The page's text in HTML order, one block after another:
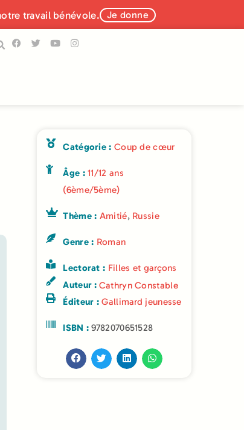
travail bénévole. Je donne
Catégorie : Coup de cœur
Âge :11/12 ans
(6ème/5ème)
Thème : Amitié, Russie
Genre : Roman
Lectorat : Filles et garçons
Auteur : Cathryn Constable
Éditeur :Gallimard jeunesse
ISBN :9782070651528